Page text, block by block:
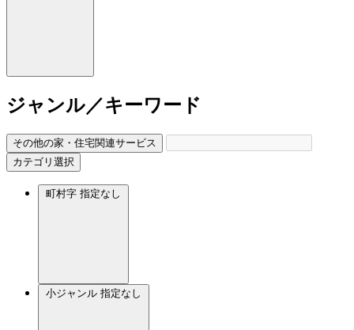
ジャンル／キーワード
その他の家・住宅関連サービス
カテゴリ選択
町村字 指定なし
小ジャンル 指定なし